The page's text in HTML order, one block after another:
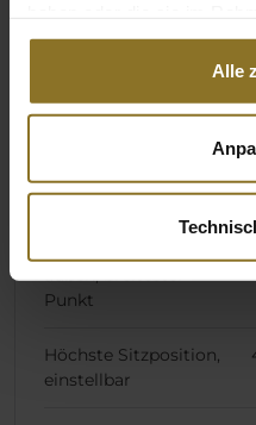
gesammelt haben.
Alle
Stuhl Spezifikationen
Höhe Rückenlehne
innen
außen, breitester
Punkt
Höchste Sitzposition,
einstellbar